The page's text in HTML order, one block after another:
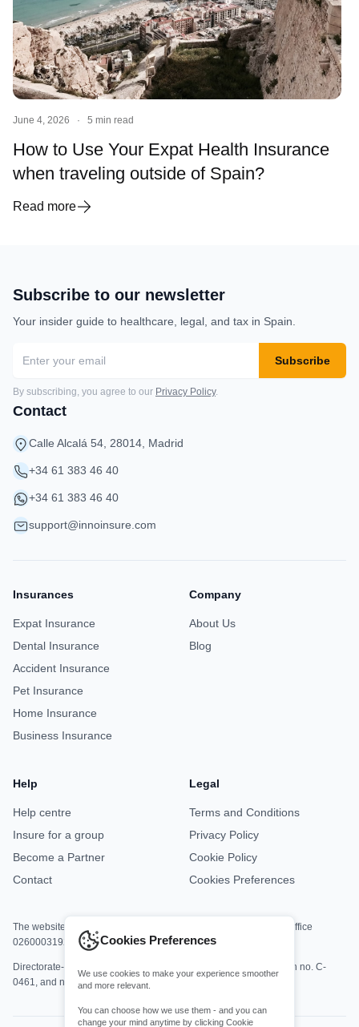
June 4, 2026 · 5 min read
How to Use Your Expat Health Insurance
when traveling outside of Spain?
Read more
Subscribe to our newsletter
Your insider guide to healthcare, legal, and tax in Spain.
Subscribe
By subscribing, you agree to our Privacy Policy.
Contact
Calle Alcalá 54, 28014, Madrid
+34 61 383 46 40
+34 61 383 46 40
support@innoinsure.com
Insurances
Expat Insurance
Dental Insurance
Accident Insurance
Pet Insurance
Home Insurance
Business Insurance
Company
About Us
Blog
Help
Help centre
Insure for a group
Become a Partner
Contact
Legal
Terms and Conditions
Privacy Policy
Cookie Policy
Cookies Preferences
The website is jointly operated by Asisa Office M8813 and DKV Office
0260003192.
Directorate-General for Insurance and Pension Funds registration no. C-
0461, and no. C-0161.
Cookies Preferences
We use cookies to make your experience smoother
and more relevant.
You can choose how we use them - and you can
change your mind anytime by clicking Cookie